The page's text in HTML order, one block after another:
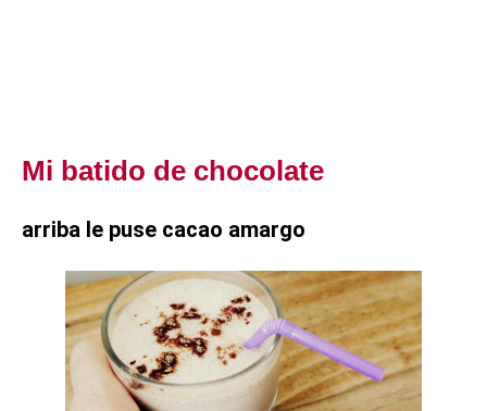
Mi batido de chocolate
arriba le puse cacao amargo